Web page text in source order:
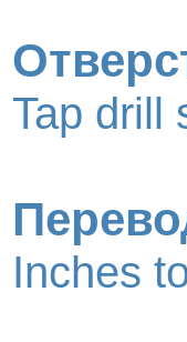
Tap drill
Inches